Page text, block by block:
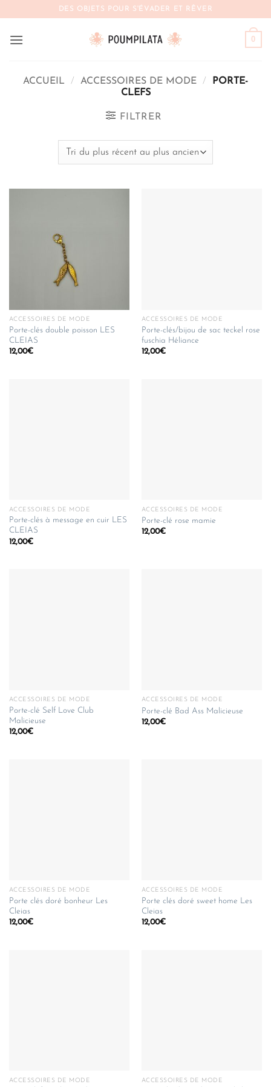
contenu
DES OBJETS POUR S'ÉVADER ET RÊVER
0
ACCUEIL / ACCESSOIRES DE MODE /
PORTE-
CLEFS
FILTRER
ACCESSOIRES DE MODE
Porte-clés double poisson LES
CLEIAS
12,00€
ACCESSOIRES DE MODE
Porte-clés/bijou de sac teckel rose
fuschia Héliance
12,00€
ACCESSOIRES DE MODE
Porte-clés à message en cuir LES
CLEIAS
12,00€
ACCESSOIRES DE MODE
Porte-clé rose mamie
12,00€
ACCESSOIRES DE MODE
Porte-clé Self Love Club
Malicieuse
12,00€
ACCESSOIRES DE MODE
Porte-clé Bad Ass Malicieuse
12,00€
ACCESSOIRES DE MODE
Porte clés doré bonheur Les
Cleias
12,00€
ACCESSOIRES DE MODE
Porte clés doré sweet home Les
Cleias
12,00€
ACCESSOIRES DE MODE ACCESSOIRES DE MODE